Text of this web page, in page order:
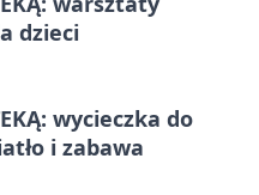
dzieci
wycieczka do
i zabawa